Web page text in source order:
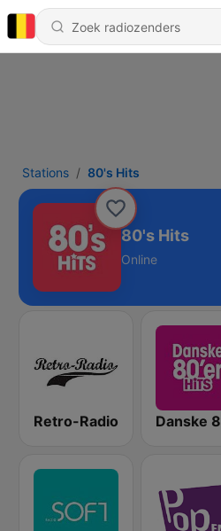
Stations 80's Hits
80's Hits
Online
Retro-Radio